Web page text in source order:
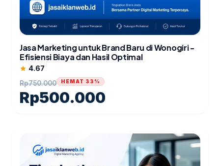
Jasa Marketing untuk Brand Baru di Wonogiri -
Efisiensi Biaya dan Hasil Optimal
star 4.67
Rp750.000
Rp500.000
HEMAT 33%